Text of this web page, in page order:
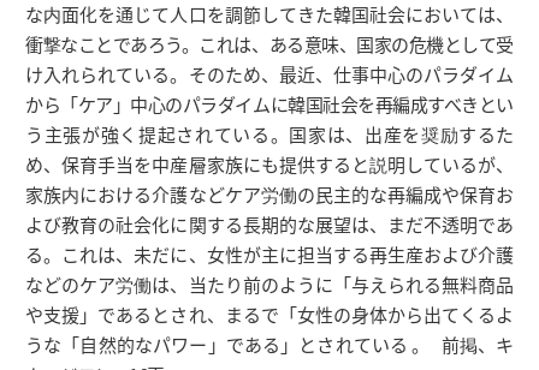
な内面化を通じて人口を調節してきた韓国社会においては、
衝撃なことであろう。これは、ある意味、国家の危機として受
け入れられている。そのため、最近、仕事中心のパラダイム
から「ケア」中心のパラダイムに韓国社会を再編成すべきとい
う主張が強く提起されている。国家は、出産を奨励するた
め、保育手当を中産層家族にも提供すると説明しているが、
家族内における介護などケア労働の民主的な再編成や保育お
よび教育の社会化に関する長期的な展望は、まだ不透明であ
る。これは、未だに、女性が主に担当する再生産および介護
などのケア労働は、当たり前のように「与えられる無料商品
や支援」であるとされ、まるで「女性の身体から出てくるよ
うな「自然的なパワー」である」とされている 。 前掲、キ